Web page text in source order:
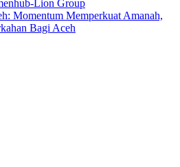
Lion Group
Momentum Memperkuat Amanah,
Bagi Aceh